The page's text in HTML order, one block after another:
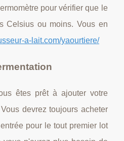
pour vérifier que le
Celsius ou moins. Vous en
a-lait.com/yaourtiere/
êtes prêt à ajouter votre
devrez toujours acheter
pour le tout premier lot